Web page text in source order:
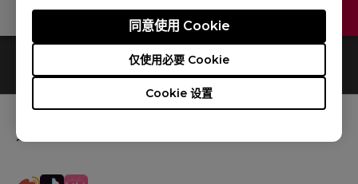
Cookie 设置
仅使用必要 Cookie
同意使用 Cookie
联络我们
追踪我们